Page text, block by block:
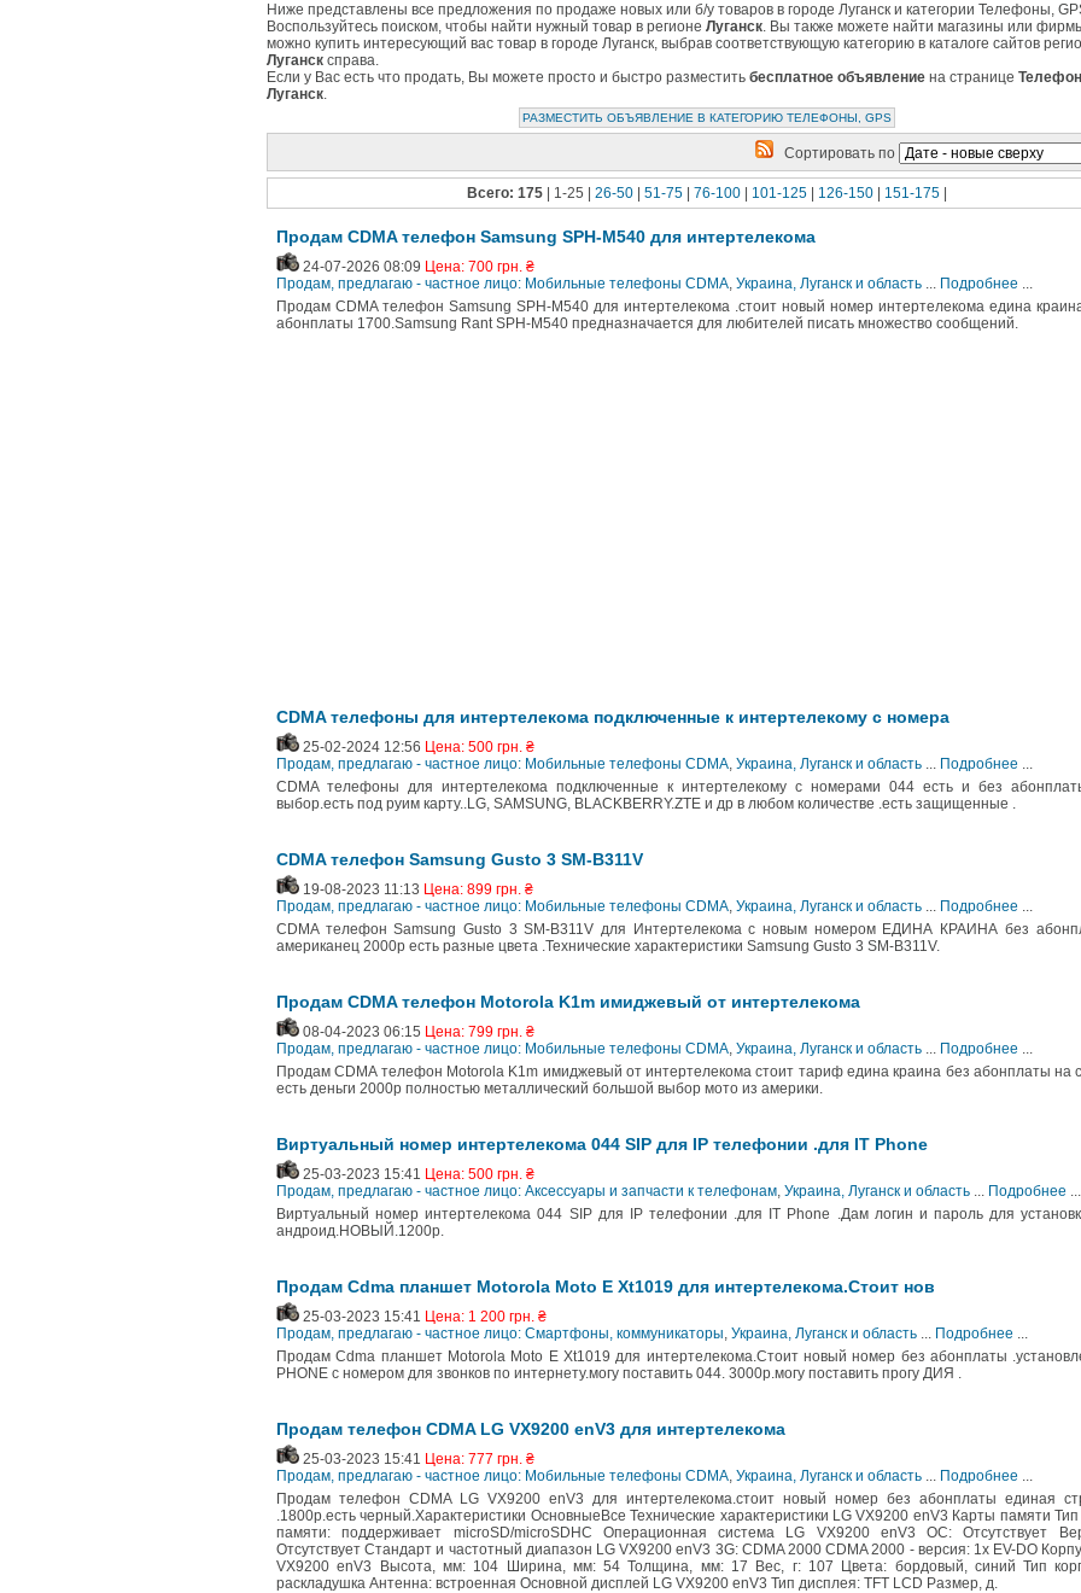
Ниже представлены все предложения по продаже новых или б/у товаров в городе Луганск и категории Телефоны,
Воспользуйтесь поиском, чтобы найти нужный товар в регионе Луганск. Вы также можете найти магазины или
можно купить интересующий вас товар в городе Луганск, выбрав соответствующую категорию в каталоге сайтов
Луганск справа.
Если у Вас есть что продать, Вы можете просто и быстро разместить бесплатное объявление на странице
Луганск.
РАЗМЕСТИТЬ ОБЪЯВЛЕНИЕ В КАТЕГОРИЮ ТЕЛЕФОНЫ, GPS
Сортировать по
Всего: 175 | 1-25 | 26-50 51-75 76-100 101-125 126-150 151-175
Продам CDMA телефон Samsung SPH-M540 для интертелекома
24-07-2026 08:09 Цена: 700 грн. ₴
Продам, предлагаю - частное лицо: Мобильные телефоны CDMA, Украина, Луганск и область ... Подробнее ...
Продам CDMA телефон Samsung SPH-M540 для интертелекома .стоит новый номер интертелекома едина
абонплаты 1700.Samsung Rant SPH-M540 предназначается для любителей писать множество сообщений.
CDMA телефоны для интертелекома подключенные к интертелекому с номера
25-02-2024 12:56 Цена: 500 грн. ₴
Продам, предлагаю - частное лицо: Мобильные телефоны CDMA, Украина, Луганск и область ... Подробнее ...
CDMA телефоны для интертелекома подключенные к интертелекому с номерами 044 есть и без
выбор.есть под руим карту..LG, SAMSUNG, BLACKBERRY.ZTE и др в любом количестве .есть защищенные .
CDMA телефон Samsung Gusto 3 SM-B311V
19-08-2023 11:13 Цена: 899 грн. ₴
Продам, предлагаю - частное лицо: Мобильные телефоны CDMA, Украина, Луганск и область ... Подробнее ...
CDMA телефон Samsung Gusto 3 SM-B311V для Интертелекома с новым номером ЕДИНА КРАИНА без
американец 2000р есть разные цвета .Технические характеристики Samsung Gusto 3 SM-B311V.
Продам CDMA телефон Motorola K1m имиджевый от интертелекома
08-04-2023 06:15 Цена: 799 грн. ₴
Продам, предлагаю - частное лицо: Мобильные телефоны CDMA, Украина, Луганск и область ... Подробнее ...
Продам CDMA телефон Motorola K1m имиджевый от интертелекома стоит тариф едина краина без абонплаты на
есть деньги 2000р полностью металлический большой выбор мото из америки.
Виртуальный номер интертелекома 044 SIP для IP телефонии .для IT Phone
25-03-2023 15:41 Цена: 500 грн. ₴
Продам, предлагаю - частное лицо: Аксессуары и запчасти к телефонам, Украина, Луганск и область ... Подробнее ...
Виртуальный номер интертелекома 044 SIP для IP телефонии .для IT Phone .Дам логин и пароль для
андроид.НОВЫЙ.1200р.
Продам Cdma планшет Motorola Moto E Xt1019 для интертелекома.Стоит нов
25-03-2023 15:41 Цена: 1 200 грн. ₴
Продам, предлагаю - частное лицо: Смартфоны, коммуникаторы, Украина, Луганск и область ... Подробнее ...
Продам Cdma планшет Motorola Moto E Xt1019 для интертелекома.Стоит новый номер без абонплаты
PHONE с номером для звонков по интернету.могу поставить 044. 3000р.могу поставить прогу ДИЯ .
Продам телефон CDMA LG VX9200 enV3 для интертелекома
25-03-2023 15:41 Цена: 777 грн. ₴
Продам, предлагаю - частное лицо: Мобильные телефоны CDMA, Украина, Луганск и область ... Подробнее ...
Продам телефон CDMA LG VX9200 enV3 для интертелекома.стоит новый номер без абонплаты единая
.1800р.есть черный.Характеристики ОсновныеВсе Технические характеристики LG VX9200 enV3 Карты памяти Тип
памяти: поддерживает microSD/microSDHC Операционная система LG VX9200 enV3 ОС: Отсутствует
Отсутствует Стандарт и частотный диапазон LG VX9200 enV3 3G: CDMA 2000 CDMA 2000 - версия: 1x EV-DO
VX9200 enV3 Высота, мм: 104 Ширина, мм: 54 Толщина, мм: 17 Вес, г: 107 Цвета: бордовый, синий Тип
раскладушка Антенна: встроенная Основной дисплей LG VX9200 enV3 Тип дисплея: TFT LCD Размер, д.